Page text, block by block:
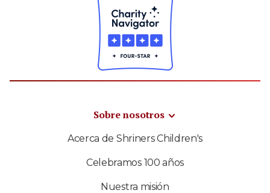
Sobre nosotros
Acerca de Shriners Children's
Celebramos 100 años
Nuestra misión